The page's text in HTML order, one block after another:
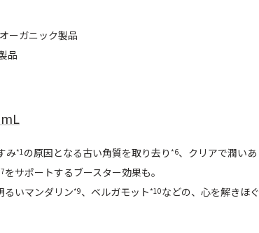
ーガニック製品
品
み*1の原因となる古い角質を取り去り *6、クリアで潤いあ
をサポートするブースター効果も。
るいマンダリン*9、ベルガモット*10などの、心を解きほぐ